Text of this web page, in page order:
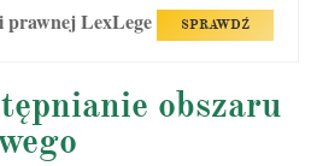
prawnej LexLege SPRAWDŹ
obszaru